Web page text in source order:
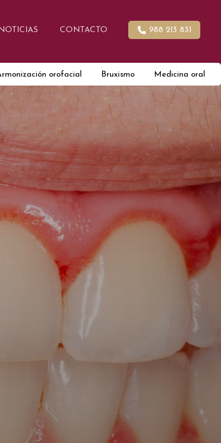
CONTACTO 988 213 831
orofacial Bruxismo Medicina oral